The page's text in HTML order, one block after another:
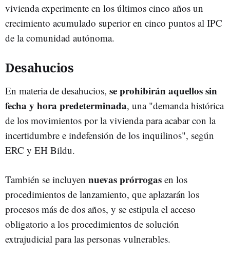
vivienda experimente en los últimos cinco años un
crecimiento acumulado superior en cinco puntos al IPC
de la comunidad autónoma.
Desahucios
En materia de desahucios, se prohibirán aquellos sin
fecha y hora predeterminada, una "demanda histórica
de los movimientos por la vivienda para acabar con la
incertidumbre e indefensión de los inquilinos", según
ERC y EH Bildu.
También se incluyen nuevas prórrogas en los
procedimientos de lanzamiento, que aplazarán los
procesos más de dos años, y se estipula el acceso
obligatorio a los procedimientos de solución
extrajudicial para las personas vulnerables.